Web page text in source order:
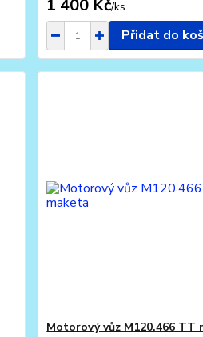
1 400 Kč/ks
Přidat do
Motorový vůz M120.466 TT